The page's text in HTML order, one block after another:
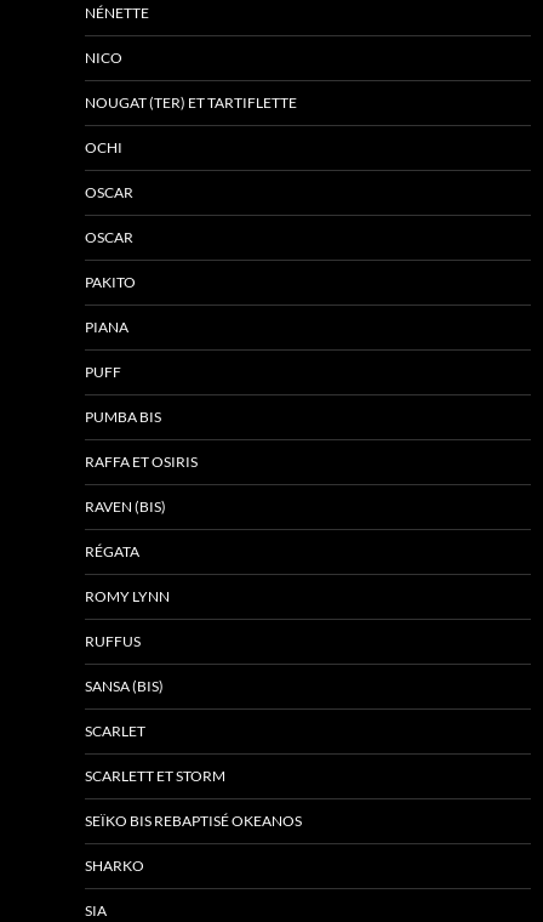
NÉNETTE
NICO
NOUGAT (TER) ET TARTIFLETTE
OCHI
OSCAR
OSCAR
PAKITO
PIANA
PUFF
PUMBA BIS
RAFFA ET OSIRIS
RAVEN (BIS)
RÉGATA
ROMY LYNN
RUFFUS
SANSA (BIS)
SCARLET
SCARLETT ET STORM
SEÏKO BIS REBAPTISÉ OKEANOS
SHARKO
SIA